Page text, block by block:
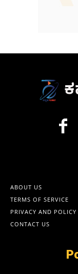
ABOUT US
TERMS OF SERVICE
PRIVACY AND POLICY
CONTACT US